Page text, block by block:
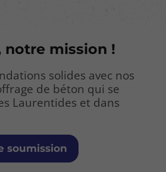
notre mission !
solides avec nos
de béton qui se
Laurentides et dans
soumission